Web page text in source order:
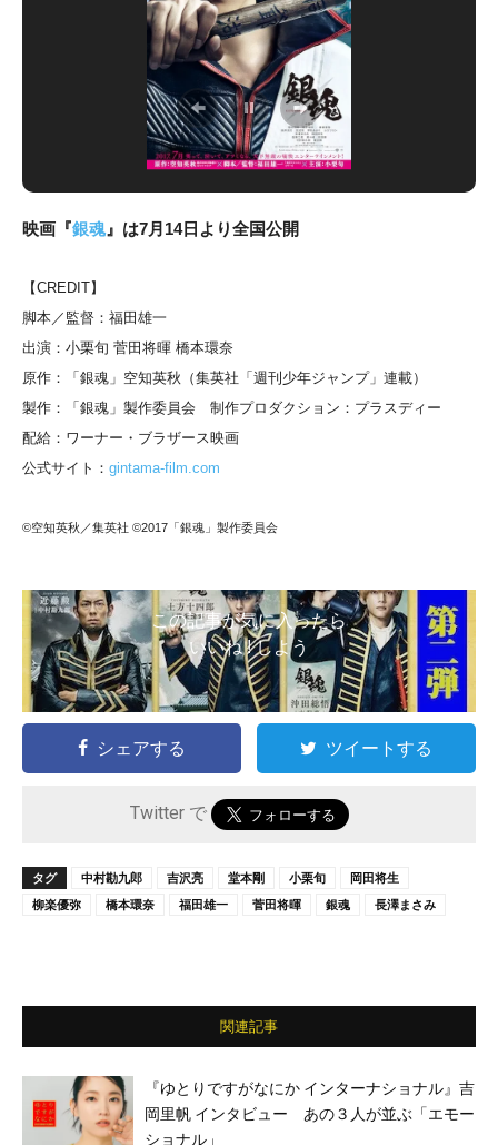
映画『銀魂』は7月14日より全国公開
【CREDIT】
脚本／監督：福田雄一
出演：小栗旬 菅田将暉 橋本環奈
原作：「銀魂」空知英秋（集英社「週刊少年ジャンプ」連載）
製作：「銀魂」製作委員会 制作プロダクション：プラスディー
配給：ワーナー・ブラザース映画
公式サイト： gintama-film.com
©空知英秋／集英社 ©2017「銀魂」製作委員会
この記事が気に入ったら
いいね ! しよう
シェアする ツイートする
Twitter で
タグ 中村勘九郎 吉沢亮 堂本剛 小栗旬
岡田将生
柳楽優弥
橋本環奈 福田雄一 菅田将暉 銀魂 長澤まさみ
関連記事
『ゆとりですがなにか インターナショナル』吉
岡里帆 インタビュー あの３人が並ぶ「エモー
ショナル」